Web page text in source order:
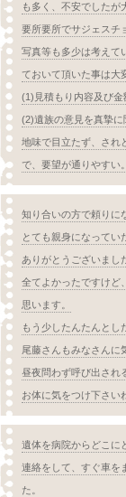
も多く、不安でしたが
要所要所でサジェスチ
写真等も多少は考えて
ておいて頂いた事は大
(1)見積もり内容及び金
(2)遺族の意見を真摯に
地味で目立たず、され
で、要望が通りやすい。
知り合いの方で頼りに
とても親身になってい
ありがとうございまし
全てよかったですけど
思います。
もう少したんたんとし
尾藤さんもみなさんに
昼夜問わず呼び出され
お体に気をつけ下さい
遺体を病院からどこに
連絡をして、すぐ車を
た。